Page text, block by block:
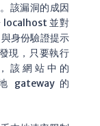
該漏洞的成因
localhost 並對
身份驗證提示
現，只要執行
該網站中的
gateway 的